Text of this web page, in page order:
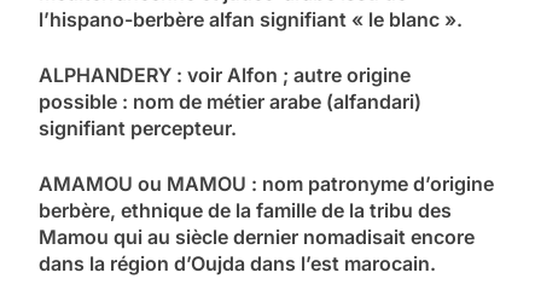
l’hispano-berbère alfan signifiant « le blanc ».
ALPHANDERY : voir Alfon ; autre origine
possible : nom de métier arabe (alfandari)
signifiant percepteur.
AMAMOU ou MAMOU : nom patronyme d’origine
berbère, ethnique de la famille de la tribu des
Mamou qui au siècle dernier nomadisait encore
dans la région d’Oujda dans l’est marocain.